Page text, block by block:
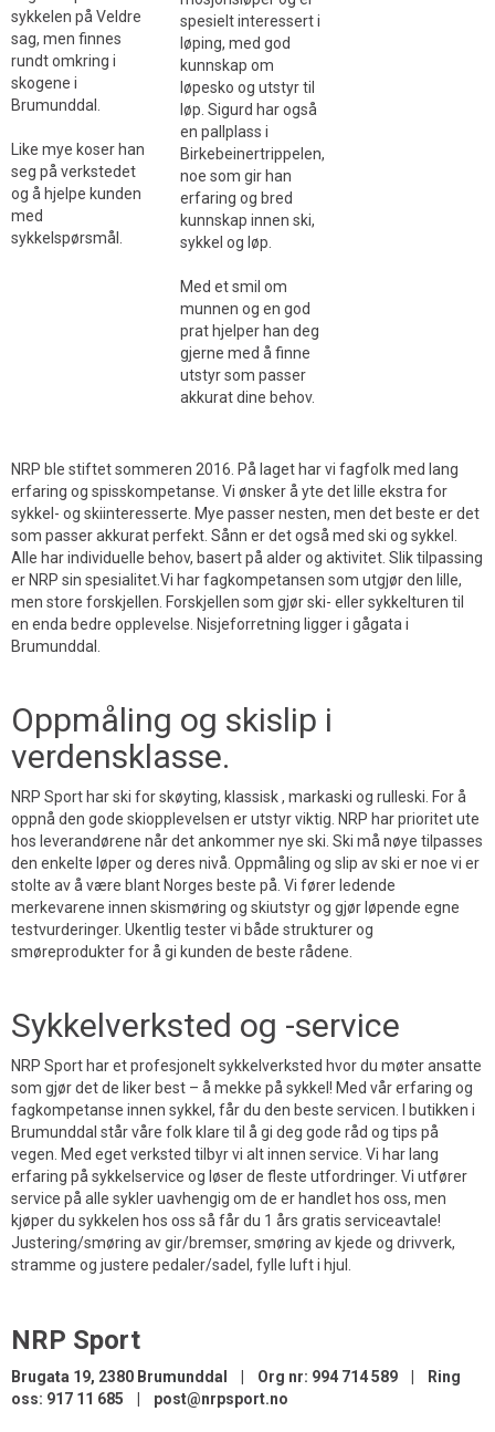
sykkelen på Veldre
sag, men finnes
rundt omkring i
skogene i
Brumunddal.
Like mye koser han
seg på verkstedet
og å hjelpe kunden
med
sykkelspørsmål.
spesielt interessert i
løping, med god
kunnskap om
løpesko og utstyr til
løp. Sigurd har også
en pallplass i
Birkebeinertrippelen,
noe som gir han
erfaring og bred
kunnskap innen ski,
sykkel og løp.
Med et smil om
munnen og en god
prat hjelper han deg
gjerne med å finne
utstyr som passer
akkurat dine behov.
NRP ble stiftet sommeren 2016. På laget har vi fagfolk med lang
erfaring og spisskompetanse. Vi ønsker å yte det lille ekstra for
sykkel- og skiinteresserte. Mye passer nesten, men det beste er det
som passer akkurat perfekt. Sånn er det også med ski og sykkel.
Alle har individuelle behov, basert på alder og aktivitet. Slik tilpassing
er NRP sin spesialitet.Vi har fagkompetansen som utgjør den lille,
men store forskjellen. Forskjellen som gjør ski- eller sykkelturen til
en enda bedre opplevelse. Nisjeforretning ligger i gågata i
Brumunddal.
Oppmåling og skislip i
verdensklasse.
NRP Sport har ski for skøyting, klassisk , markaski og rulleski. For å
oppnå den gode skiopplevelsen er utstyr viktig. NRP har prioritet ute
hos leverandørene når det ankommer nye ski. Ski må nøye tilpasses
den enkelte løper og deres nivå. Oppmåling og slip av ski er noe vi er
stolte av å være blant Norges beste på. Vi fører ledende
merkevarene innen skismøring og skiutstyr og gjør løpende egne
testvurderinger. Ukentlig tester vi både strukturer og
smøreprodukter for å gi kunden de beste rådene.
Sykkelverksted og -service
NRP Sport har et profesjonelt sykkelverksted hvor du møter ansatte
som gjør det de liker best – å mekke på sykkel! Med vår erfaring og
fagkompetanse innen sykkel, får du den beste servicen. I butikken i
Brumunddal står våre folk klare til å gi deg gode råd og tips på
vegen. Med eget verksted tilbyr vi alt innen service. Vi har lang
erfaring på sykkelservice og løser de fleste utfordringer. Vi utfører
service på alle sykler uavhengig om de er handlet hos oss, men
kjøper du sykkelen hos oss så får du 1 års gratis serviceavtale!
Justering/smøring av gir/bremser, smøring av kjede og drivverk,
stramme og justere pedaler/sadel, fylle luft i hjul.
NRP Sport
Brugata 19, 2380 Brumunddal | Org nr: 994 714 589 | Ring
oss: 917 11 685 | post@nrpsport.no